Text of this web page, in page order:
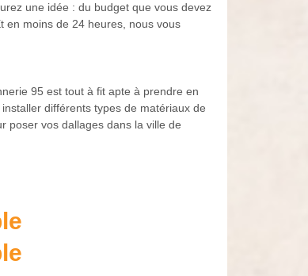
une idée : du budget que vous devez
en moins de 24 heures, nous vous
95 est tout à fit apte à prendre en
différents types de matériaux de
poser vos dallages dans la ville de